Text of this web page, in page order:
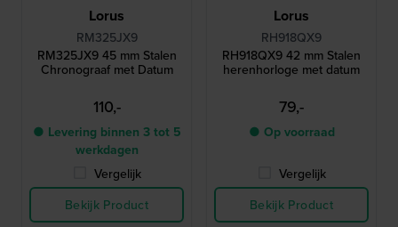
Lorus
RM325JX9
RM325JX9 45 mm Stalen
Chronograaf met Datum
110,-
● Levering binnen 3 tot 5
werkdagen
Vergelijk
Bekijk Product
Lorus
RH918QX9
RH918QX9 42 mm Stalen
herenhorloge met datum
79,-
● Op voorraad
Vergelijk
Bekijk Product